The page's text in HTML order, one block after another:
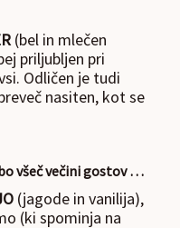
(bel in mlečen
priljubljen pri
Odličen je tudi
nasiten, kot se
všeč večini gostov …
(jagode in vanilija),
(ki spominja na